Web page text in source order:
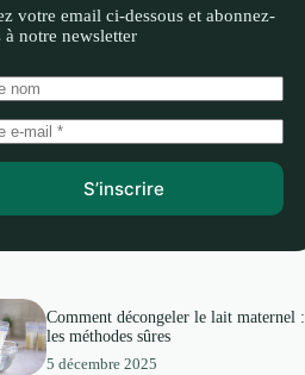
votre email ci-dessous et abonnez-
à notre newsletter
S’inscrire
Comment décongeler le lait maternel :
les méthodes sûres
5 décembre 2025